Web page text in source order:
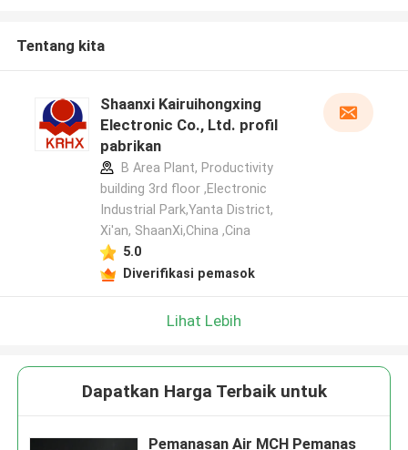
Tentang kita
Shaanxi Kairuihongxing
Electronic Co., Ltd. profil
pabrikan
B Area Plant, Productivity
building 3rd floor ,Electronic
Industrial Park,Yanta District,
Xi'an, ShaanXi,China ,Cina
5.0
Diverifikasi pemasok
Lihat Lebih
Dapatkan Harga Terbaik untuk
Pemanasan Air MCH Pemanas